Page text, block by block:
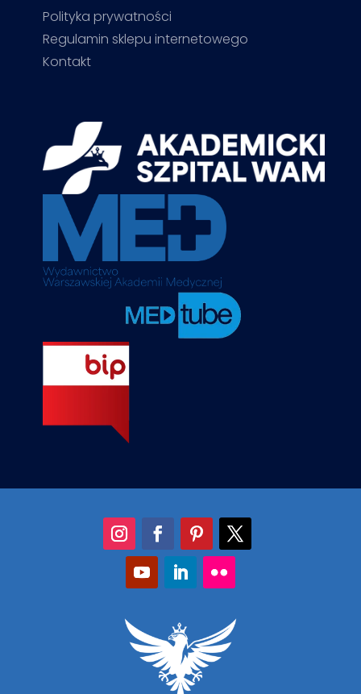
Polityka prywatności
Regulamin sklepu internetowego
Kontakt